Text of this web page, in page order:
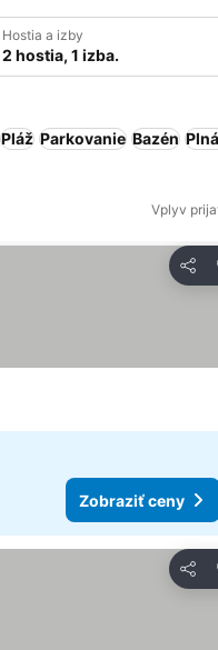
Hostia a izby
2 hostia, 1 izba.
Pláž Parkovanie Bazén
Vplyv
Zobraziť ceny